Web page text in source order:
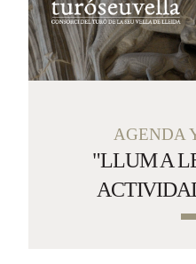
Galería
AGENDA
"LLUM A